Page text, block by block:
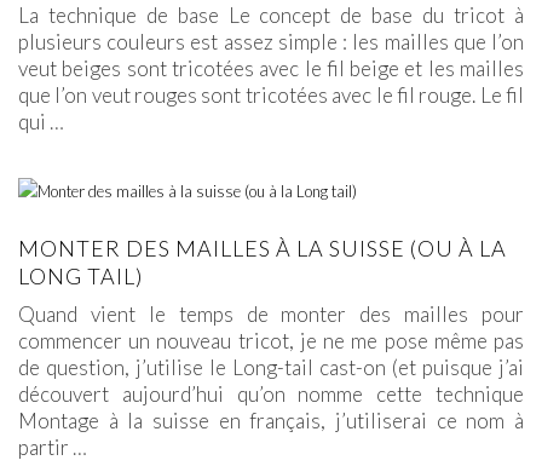
La technique de base Le concept de base du tricot à
plusieurs couleurs est assez simple : les mailles que l’on
veut beiges sont tricotées avec le fil beige et les mailles
que l’on veut rouges sont tricotées avec le fil rouge. Le fil
qui …
MONTER DES MAILLES À LA SUISSE (OU À LA
LONG TAIL)
Quand vient le temps de monter des mailles pour
commencer un nouveau tricot, je ne me pose même pas
de question, j’utilise le Long-tail cast-on (et puisque j’ai
découvert aujourd’hui qu’on nomme cette technique
Montage à la suisse en français, j’utiliserai ce nom à
partir …